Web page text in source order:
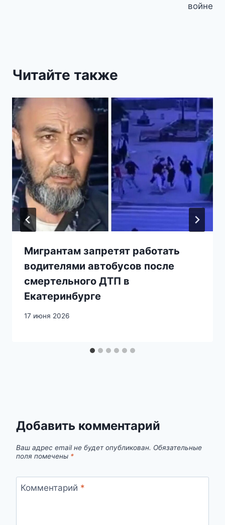
войне
Читайте также
Мигрантам запретят работать
водителями автобусов после
смертельного ДТП в
Екатеринбурге
17 июня 2026
Добавить комментарий
Ваш адрес email не будет опубликован. Обязательные
поля помечены *
Комментарий *